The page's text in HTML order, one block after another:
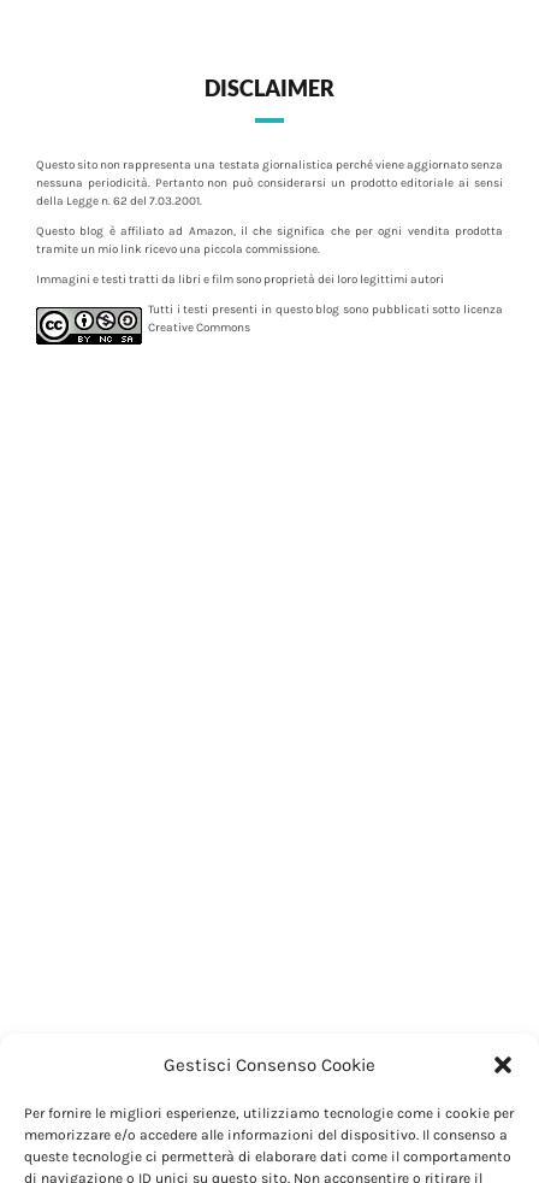
Gestisci Consenso Cookie
Per fornire le migliori esperienze, utilizziamo tecnologie come i cookie per
memorizzare e/o accedere alle informazioni del dispositivo. Il consenso a
queste tecnologie ci permetterà di elaborare dati come il comportamento
di navigazione o ID unici su questo sito. Non acconsentire o ritirare il
DISCLAIMER
Questo sito non rappresenta una testata giornalistica perché viene aggiornato senza
nessuna periodicità. Pertanto non può considerarsi un prodotto editoriale ai sensi
della Legge n. 62 del 7.03.2001.
Questo blog è affiliato ad Amazon, il che significa che per ogni vendita prodotta
tramite un mio link ricevo una piccola commissione.
Immagini e testi tratti da libri e film sono proprietà dei loro legittimi autori
Tutti i testi presenti in questo blog sono pubblicati sotto licenza
Creative Commons